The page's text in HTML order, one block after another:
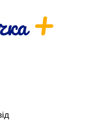
+